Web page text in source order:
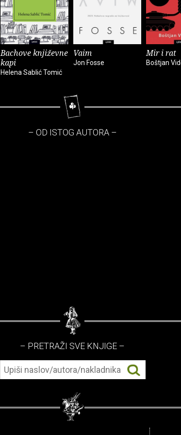
Bachove književne
kapi
Helena Sablić Tomić
Vaim
Jon Fosse
Mir i rat
Boštjan
– OD ISTOG AUTORA –
– PRETRAŽI SVE KNJIGE –